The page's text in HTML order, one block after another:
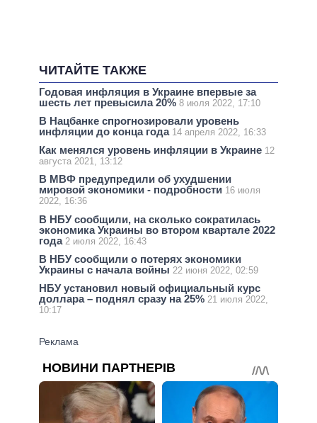
ЧИТАЙТЕ ТАКЖЕ
Годовая инфляция в Украине впервые за
шесть лет превысила 20% 8 июля 2022, 17:10
В Нацбанке спрогнозировали уровень
инфляции до конца года 14 апреля 2022, 16:33
Как менялся уровень инфляции в Украине 12
августа 2021, 13:12
В МВФ предупредили об ухудшении
мировой экономики - подробности 16 июля
2022, 16:36
В НБУ сообщили, на сколько сократилась
экономика Украины во втором квартале 2022
года 2 июля 2022, 16:43
В НБУ сообщили о потерях экономики
Украины с начала войны 22 июня 2022, 02:59
НБУ установил новый официальный курс
доллара – поднял сразу на 25% 21 июля 2022,
10:17